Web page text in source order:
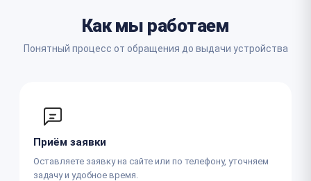
Как мы работаем
Понятный процесс от обращения до выдачи устройства
Приём заявки
Оставляете заявку на сайте или по телефону, уточняем
задачу и удобное время.